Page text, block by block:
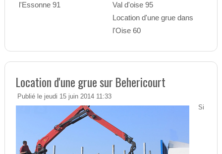
l'Essonne 91
Val d'oise 95
Location d'une grue dans
l'Oise 60
Location d'une grue sur Behericourt
Publié le jeudi 15 juin 2014 11:33
Si